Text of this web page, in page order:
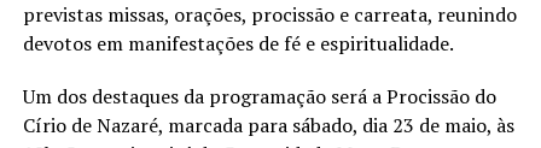
previstas missas, orações, procissão e carreata, reunindo
devotos em manifestações de fé e espiritualidade.
Um dos destaques da programação será a Procissão do
Círio de Nazaré, marcada para sábado, dia 23 de maio, às